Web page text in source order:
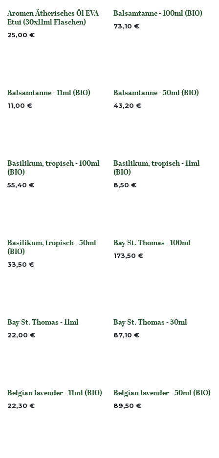
None
Aromen Ätherisches Öl EVA
Etui (30x11ml Flaschen)
25,00 €
None
Balsamtanne - 100ml (BIO)
73,10 €
None
Balsamtanne - 11ml (BIO)
11,00 € None
Balsamtanne - 50ml (BIO)
43,20 €
None
Basilikum, tropisch - 100ml
(BIO)
55,40 €
None
Basilikum, tropisch - 11ml
(BIO)
8,50 €
None
Basilikum, tropisch - 50ml
(BIO)
33,50 €
None
Bay St. Thomas - 100ml
173,50 €
None
Bay St. Thomas - 11ml
22,00 € None
Bay St. Thomas - 50ml
87,10 €
Nicht vorrättig
Belgian lavender - 11ml (BIO)
22,30 € None
Belgian lavender - 50ml (BIO)
89,50 €